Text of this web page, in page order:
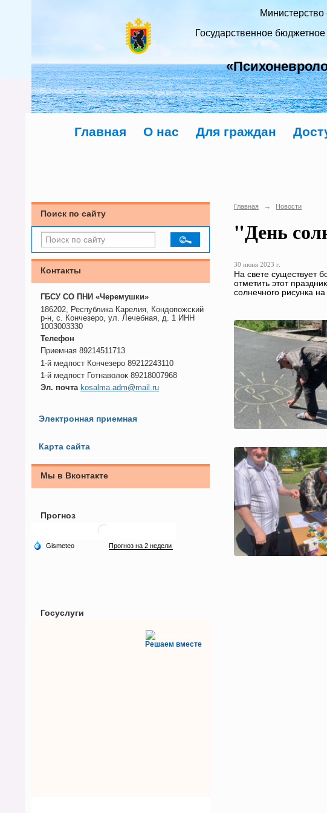
Государственное
Главная О нас Для граждан
Поиск по сайту
Контакты
ГБСУ СО ПНИ «Черемушки»
186202, Республика Карелия, Кондопожский
р-н, с. Кончезеро, ул. Лечебная, д. 1 ИНН
1003003330
Телефон
Приемная 89214511713
1-й медпост Кончезеро 89212243110
1-й медпост Готнаволок 89218007968
Эл. почта kosalma.adm@mail.ru
Электронная приемная
Карта сайта
Мы в Вконтакте
Прогноз
Госуслуги
Решаем вместе
Главная → Новости
"День
30 июня 2023 г.
На свете существует
отметить этот
солнечного рисунка